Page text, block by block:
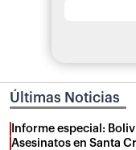
Últimas Noticias
Informe especial:
Asesinatos en Santa